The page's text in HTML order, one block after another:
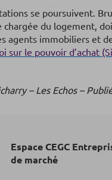
se poursuivent.
chargée du logement,
agents immobiliers et
sur le pouvoir d’achat
– Les Echos –
Espace CEGC
de marché